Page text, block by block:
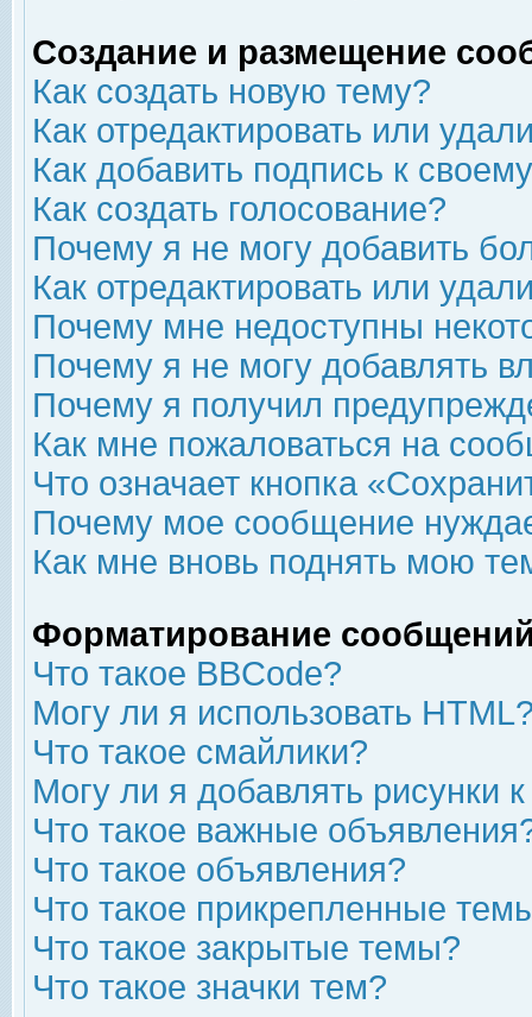
Создание и размещение
Как создать новую тему?
Как отредактировать или
Как добавить подпись к
Как создать голосование?
Почему я не могу добавить
Как отредактировать или
Почему мне недоступны
Почему я не могу добавлять
Почему я получил
Как мне пожаловаться на
Что означает кнопка
Почему мое сообщение
Как мне вновь поднять мою
Форматирование
Что такое BBCode?
Могу ли я использовать
Что такое смайлики?
Могу ли я добавлять рисунки
Что такое важные
Что такое объявления?
Что такое прикрепленные
Что такое закрытые темы?
Что такое значки тем?